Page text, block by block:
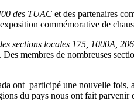
des TUAC et des partenaires
commémorative de
sections locales 175, 1000A,
membres de nombreuses
ont participé une nouvelle
du pays nous ont fait